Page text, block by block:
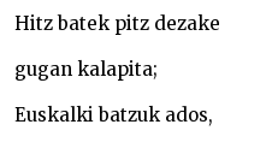
Hitz batek pitz dezake
gugan kalapita;
Euskalki batzuk ados,